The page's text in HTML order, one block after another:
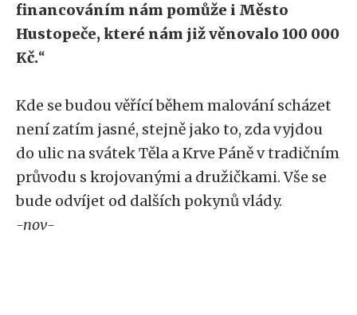
financováním nám pomůže i Město
Hustopeče, které nám již věnovalo 100 000
Kč.“
Kde se budou věřící během malování scházet
není zatím jasné, stejně jako to, zda vyjdou
do ulic na svátek Těla a Krve Páně v tradičním
průvodu s krojovanými a družičkami. Vše se
bude odvíjet od dalších pokynů vlády.
-nov-